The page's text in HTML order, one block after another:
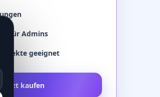
für Admins
geeignet
Jetzt kaufen